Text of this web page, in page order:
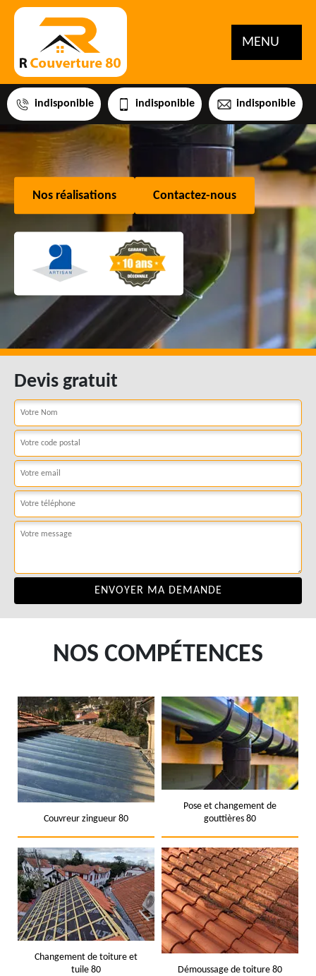
MENU
indisponible indisponible indisponible
Nos réalisations Contactez-nous
Devis gratuit
NOS COMPÉTENCES
Couvreur zingueur 80
Pose et changement de
gouttières 80
Changement de toiture et
tuile 80
Démoussage de toiture 80